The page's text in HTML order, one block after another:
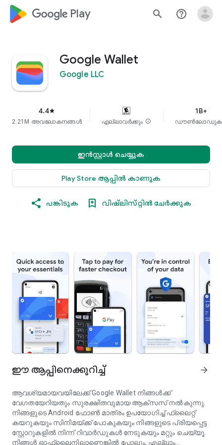
google_logo Play search help_outline
Google Wallet
Google LLC
4.4star
2.21M അവലോകനങ്ങൾ എല്ലാവർക്കും info
1B+
ഇൻസ്റ്റാൾ ചെയ്യുക
Play Store ആപ്പിൽ കാണുക
പങ്കിടുക വിഷ്‌ലിസ്‌റ്റിൽ ചേർക്കുക
ഈ ആപ്പിനെക്കുറിച്ച് arrow_forward
ആവശ്യമായവയിലേക്ക് Google Wallet നിങ്ങൾക്ക്
വേഗതയേറിയതും സുരക്ഷിതവുമായ ആക്‌സസ് നൽകുന്നു.
നിങ്ങളുടെ Android ഫോൺ മാത്രം ഉപയോഗിച്ച് ഫ്ലൈറ്റ്
കയറുകയും സിനിമയ്ക്ക് പോകുകയും നിങ്ങളുടെ പ്രിയപ്പെട്ട
സ്റ്റോറുകളിൽ നിന്ന് റിവാർഡുകൾ നേടുകയും മറ്റും ചെയ്യൂ.
നിങ്ങൾ ഓഫ്‌ലൈനിലാണെങ്കിൽ പോലും, എല്ലാം